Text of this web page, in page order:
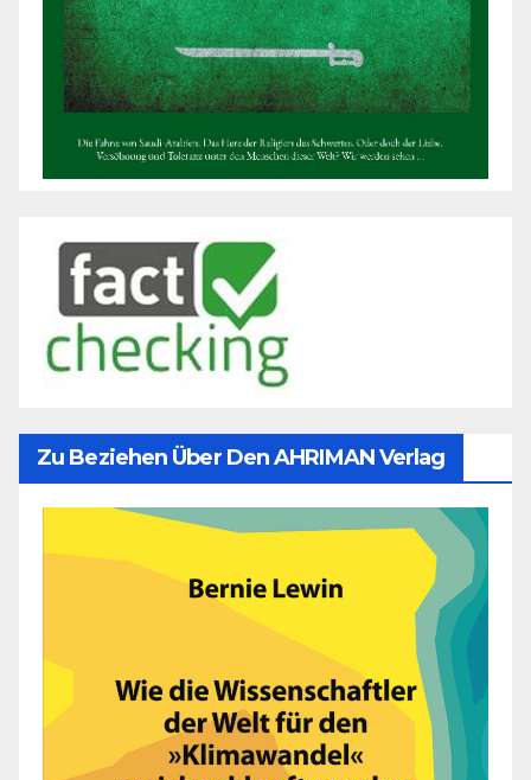
Zu Beziehen Über Den AHRIMAN Verlag